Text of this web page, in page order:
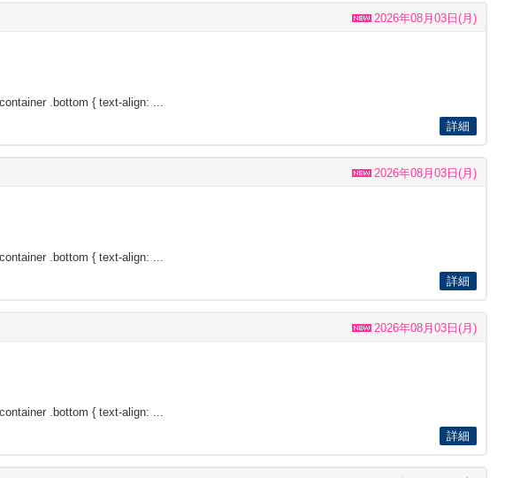
2026年08月03日(月)
.bottom { text-align: ...
詳細
2026年08月03日(月)
.bottom { text-align: ...
詳細
2026年08月03日(月)
.bottom { text-align: ...
詳細